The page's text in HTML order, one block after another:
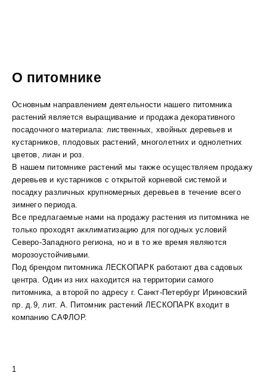
О питомнике
Основным направлением деятельности нашего питомника
растений является выращивание и продажа декоративного
посадочного материала: лиственных, хвойных деревьев и
кустарников, плодовых растений, многолетних и однолетних
цветов, лиан и роз.
В нашем питомнике растений мы также осуществляем продажу
деревьев и кустарников с открытой корневой системой и
посадку различных крупномерных деревьев в течение всего
зимнего периода.
Все предлагаемые нами на продажу растения из питомника не
только проходят акклиматизацию для погодных условий
Северо-Западного региона, но и в то же время являются
морозоустойчивыми.
Под брендом питомника ЛЕСКОПАРК работают два садовых
центра. Один из них находится на территории самого
питомника, а второй по адресу г. Санкт-Петербург Ириновский
пр. д.9, лит. А. Питомник растений ЛЕСКОПАРК входит в
компанию САФЛОР.
1